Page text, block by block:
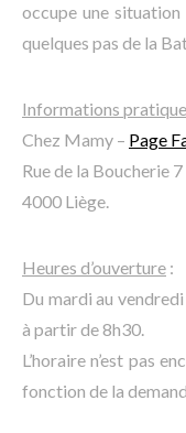
occupe une
quelques pas de la
Informations
Chez Mamy – Page
Rue de la Boucherie 7
4000 Liège.
Heures d’ouverture :
Du mardi au
à partir de 8h30.
L’horaire n’est pas
fonction de la